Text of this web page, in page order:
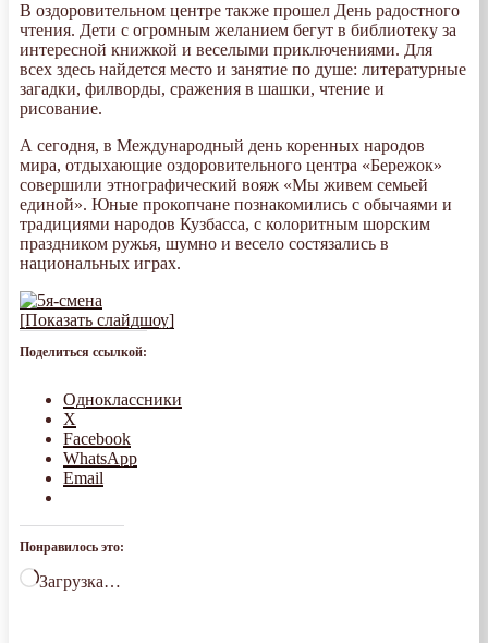
В оздоровительном центре также прошел День радостного
чтения. Дети с огромным желанием бегут в библиотеку за
интересной книжкой и веселыми приключениями. Для
всех здесь найдется место и занятие по душе: литературные
загадки, филворды, сражения в шашки, чтение и
рисование.
А сегодня, в Международный день коренных народов
мира, отдыхающие оздоровительного центра «Бережок»
совершили этнографический вояж «Мы живем семьей
единой». Юные прокопчане познакомились с обычаями и
традициями народов Кузбасса, с колоритным шорским
праздником ружья, шумно и весело состязались в
национальных играх.
[Показать слайдшоу]
Поделиться ссылкой:
Одноклассники
X
Facebook
WhatsApp
Email
Понравилось это:
Загрузка…